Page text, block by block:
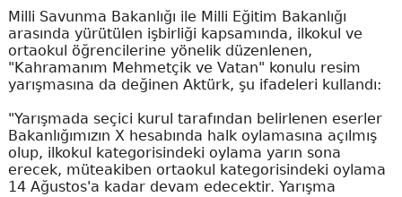
Milli Savunma Bakanlığı ile Milli Eğitim Bakanlığı
arasında yürütülen işbirliği kapsamında, ilkokul ve
ortaokul öğrencilerine yönelik düzenlenen,
"Kahramanım Mehmetçik ve Vatan" konulu resim
yarışmasına da değinen Aktürk, şu ifadeleri kullandı:
"Yarışmada seçici kurul tarafından belirlenen eserler
Bakanlığımızın X hesabında halk oylamasına açılmış
olup, ilkokul kategorisindeki oylama yarın sona
erecek, müteakiben ortaokul kategorisindeki oylama
14 Ağustos'a kadar devam edecektir. Yarışma